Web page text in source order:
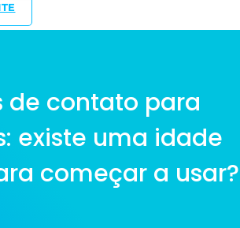
de contato para
existe uma idade
começar a usar?